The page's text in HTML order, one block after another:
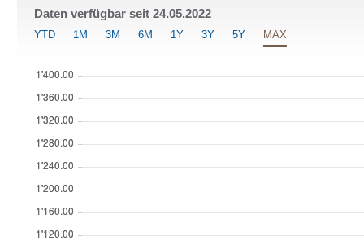
Daten verfügbar seit 24.05.2022
YTD 1M 3M 6M 1Y 3Y 5Y MAX